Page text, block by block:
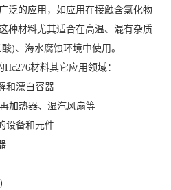
泛的应用，如应用在接触含氯化物
种材料尤其适合在高温、混有杂质
)、海水腐蚀环境中使用。
材料其它应用领域：
漂白容器
热器、湿汽风扇等
备和元件